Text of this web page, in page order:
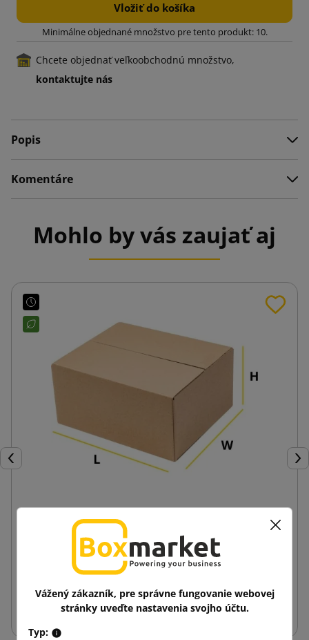
Vložiť do košíka
Minimálne objednané množstvo pre tento produkt: 10.
Chcete objednať veľkoobchodnú množstvo,
kontaktujte nás
Popis
Komentáre
Mohlo by vás zaujať aj
Späť
1,51 € s DPH
Zobraziť
Vážený zákazník, pre správne fungovanie webovej
stránky uveďte nastavenia svojho účtu.
Typ: